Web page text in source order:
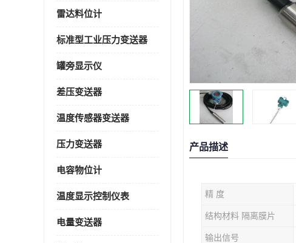
雷达料位计
标准型工业压力变送器
罐旁显示仪
差压变送器
温度传感器变送器
压力变送器
电容物位计
温度显示控制仪表
电量变送器
产品描述
精 度
结构材料 隔离膜片
输出信号